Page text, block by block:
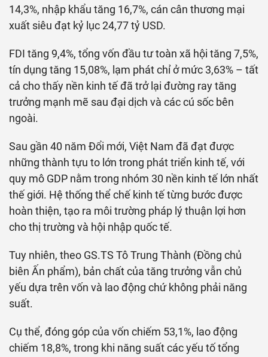
14,3%, nhập khẩu tăng 16,7%, cán cân thương mại
xuất siêu đạt kỷ lục 24,77 tỷ USD.
FDI tăng 9,4%, tổng vốn đầu tư toàn xã hội tăng 7,5%,
tín dụng tăng 15,08%, lạm phát chỉ ở mức 3,63% – tất
cả cho thấy nền kinh tế đã trở lại đường ray tăng
trưởng mạnh mẽ sau đại dịch và các cú sốc bên
ngoài.
Sau gần 40 năm Đổi mới, Việt Nam đã đạt được
những thành tựu to lớn trong phát triển kinh tế, với
quy mô GDP nằm trong nhóm 30 nền kinh tế lớn nhất
thế giới. Hệ thống thể chế kinh tế từng bước được
hoàn thiện, tạo ra môi trường pháp lý thuận lợi hơn
cho thị trường và hội nhập quốc tế.
Tuy nhiên, theo GS.TS Tô Trung Thành (Đồng chủ
biên Ấn phẩm), bản chất của tăng trưởng vẫn chủ
yếu dựa trên vốn và lao động chứ không phải năng
suất.
Cụ thể, đóng góp của vốn chiếm 53,1%, lao động
chiếm 18,8%, trong khi năng suất các yếu tố tổng